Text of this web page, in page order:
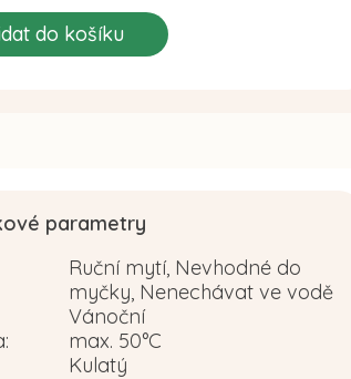
do košíku
parametry
Ruční mytí, Nevhodné do
myčky, Nenechávat ve vodě
Vánoční
:
max. 50°C
Kulatý